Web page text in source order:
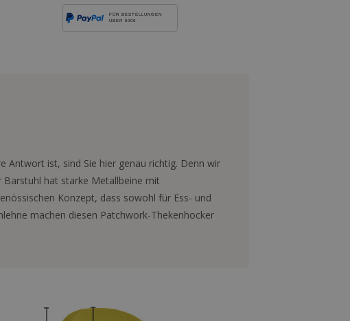
FÜR BESTELLUNGEN
ÜBER 500€
Antwort ist, sind Sie hier genau richtig. Denn wir
Barstuhl hat starke Metallbeine mit
Konzept, dass sowohl für Ess- und
machen diesen Patchwork-Thekenhocker